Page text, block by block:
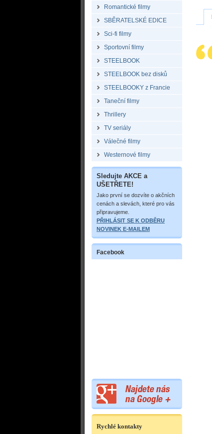
Romantické filmy
SBĚRATELSKÉ EDICE
Sci-fi filmy
Sportovní filmy
STEELBOOK
STEELBOOK bez disků
STEELBOOKY z Francie
Taneční filmy
Thrillery
TV seriály
Válečné filmy
Westernové filmy
Sledujte AKCE a
UŠETŘETE!
Jako první se dozvíte o akčních
cenách a slevách, které pro vás
připravujeme.
PŘIHLÁSIT SE K ODBĚRU
NOVINEK E-MAILEM
Facebook
Rychlé kontakty